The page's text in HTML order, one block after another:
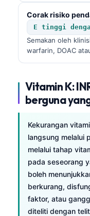
Corak risiko
E tinggi
Semakan oleh
warfarin, DOAC
Vitamin K:
berguna
Kekurangan
langsung melalui
melalui tahap
pada seseorang
boleh
berkurang,
faktor, atau
diteliti dengan
Српски језик
Svenska
Bosanski
Eesti
日本語
Čeština
ქართული
Lietuvių kalba
Polski
한국어
Slovenščina